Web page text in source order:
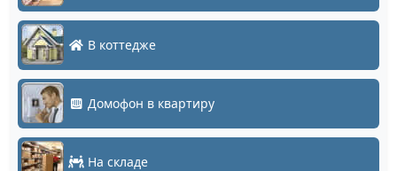
В коттедже
Домофон в квартиру
На складе